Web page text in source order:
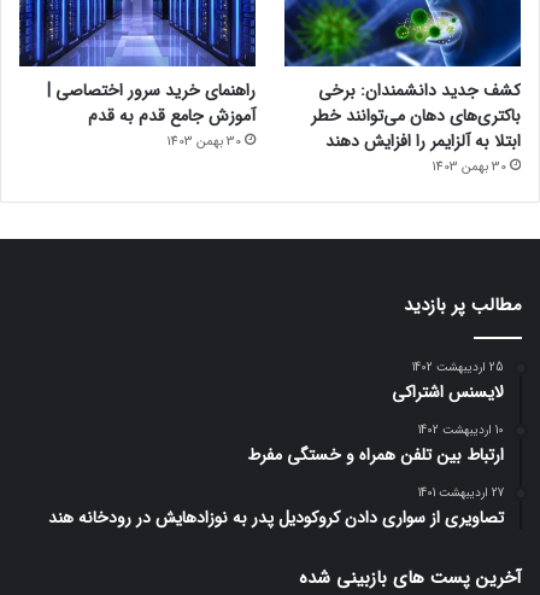
کشف جدید دانشمندان: برخی
باکتری‌های دهان می‌توانند خطر
ابتلا به آلزایمر را افزایش دهند
30 بهمن 1403
راهنمای خرید سرور اختصاصی |
آموزش جامع قدم به قدم
30 بهمن 1403
مطالب پر بازدید
25 اردیبهشت 1402
لایسنس اشتراکی
10 اردیبهشت 1402
ارتباط بین تلفن همراه و خستگی مفرط
27 اردیبهشت 1401
تصاویری از سواری دادن کروکودیل پدر به نوزادهایش در رودخانه هند
آخرین پست های بازبینی شده